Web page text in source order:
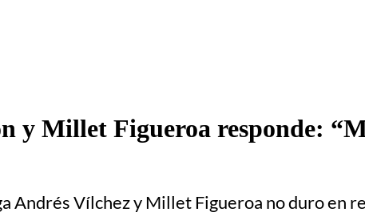
y Millet Figueroa responde:
Andrés Vílchez y Millet Figueroa no duro en